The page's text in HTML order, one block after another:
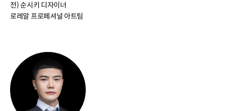
전) 순시키 디자이너
로레알 프로페셔널 아트팀